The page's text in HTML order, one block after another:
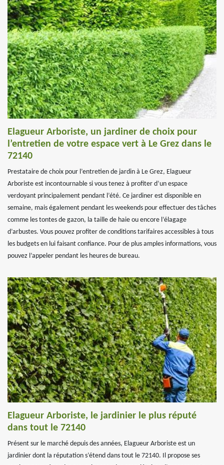
Elagueur Arboriste, un jardiner de choix pour
l’entretien de votre espace vert à Le Grez dans le
72140
Prestataire de choix pour l’entretien de jardin à Le Grez, Elagueur
Arboriste est incontournable si vous tenez à profiter d’un espace
verdoyant principalement pendant l’été. Ce jardiner est disponible en
semaine, mais également pendant les weekends pour effectuer des tâches
comme les tontes de gazon, la taille de haie ou encore l’élagage
d’arbustes. Vous pouvez profiter de conditions tarifaires accessibles à tous
les budgets en lui faisant confiance. Pour de plus amples informations, vous
pouvez l’appeler pendant les heures de bureau.
Elagueur Arboriste, le jardinier le plus réputé
dans tout le 72140
Présent sur le marché depuis des années, Elagueur Arboriste est un
jardinier dont la réputation s’étend dans tout le 72140. Il propose ses